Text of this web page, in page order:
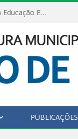
Inteligência Artificial e Tecnologia Assistiva: Inovando a Educação Especial e Inclusiva
PUBLICAÇÕES